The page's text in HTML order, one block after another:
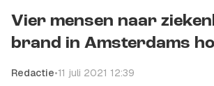
Vier mensen naar
brand in Amsterdams
Redactie•11 juli 2021 12:39